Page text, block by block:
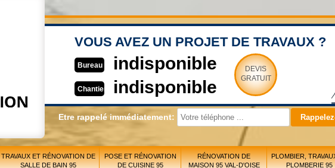
VOUS AVEZ UN PROJET DE TRAVAUX ?
Bureau indisponible
Chantier indisponible
DEVIS
GRATUIT
Etre rappelé immédiatement:
TRAVAUX ET RÉNOVATION DE
SALLE DE BAIN 95
POSE ET RÉNOVATION
DE CUISINE 95
RÉNOVATION DE
MAISON 95 VAL-D'OISE
PLOMBIER,
PLOMBERIE 95